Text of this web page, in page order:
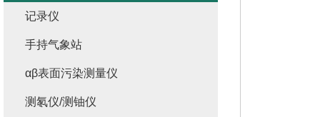
记录仪
手持气象站
αβ表面污染测量仪
测氡仪/测铀仪